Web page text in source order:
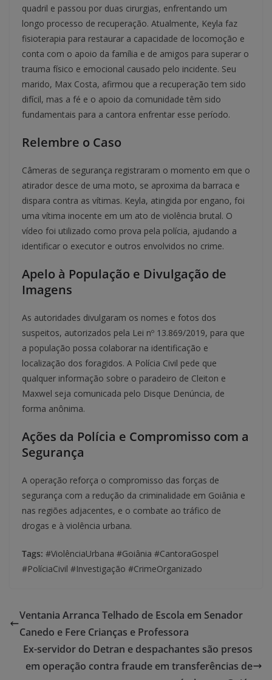
quadril e passou por duas cirurgias, enfrentando um
longo processo de recuperação. Atualmente, Keyla faz
fisioterapia para restaurar a capacidade de locomoção e
conta com o apoio da família e de amigos para superar o
trauma físico e emocional causado pelo incidente. Seu
marido, Max Costa, afirmou que a recuperação tem sido
difícil, mas a fé e o apoio da comunidade têm sido
fundamentais para a cantora enfrentar esse período.
Relembre o Caso
Câmeras de segurança registraram o momento em que o
atirador desce de uma moto, se aproxima da barraca e
dispara contra as vítimas. Keyla, atingida por engano, foi
uma vítima inocente em um ato de violência brutal. O
vídeo foi utilizado como prova pela polícia, ajudando a
identificar o executor e outros envolvidos no crime.
Apelo à População e Divulgação de
Imagens
As autoridades divulgaram os nomes e fotos dos
suspeitos, autorizados pela Lei nº 13.869/2019, para que
a população possa colaborar na identificação e
localização dos foragidos. A Polícia Civil pede que
qualquer informação sobre o paradeiro de Cleiton e
Maxwel seja comunicada pelo Disque Denúncia, de
forma anônima.
Ações da Polícia e Compromisso com a
Segurança
A operação reforça o compromisso das forças de
segurança com a redução da criminalidade em Goiânia e
nas regiões adjacentes, e o combate ao tráfico de
drogas e à violência urbana.
Tags: #ViolênciaUrbana #Goiânia #CantoraGospel
#PolíciaCivil #Investigação #CrimeOrganizado
Ventania Arranca Telhado de Escola em Senador
Canedo e Fere Crianças e Professora
Ex-servidor do Detran e despachantes são presos
em operação contra fraude em transferências de